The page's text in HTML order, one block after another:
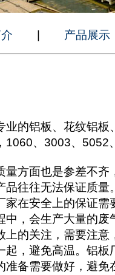
业的铝板、花纹铝
1060、3003、
量方面也是参差不
品往往无法保证质
家在安全上的保证
中，会生产大量的
上的关注，需要注
起，避免高温。铝
准备需要做好，避
产品展示